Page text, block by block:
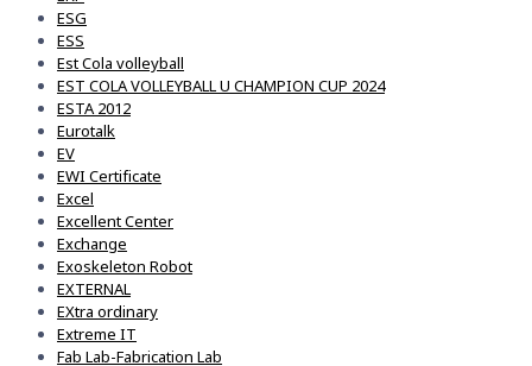
ESG
ESS
Est Cola volleyball
EST COLA VOLLEYBALL U CHAMPION CUP 2024
ESTA 2012
Eurotalk
EV
EWI Certificate
Excel
Excellent Center
Exchange
Exoskeleton Robot
EXTERNAL
EXtra ordinary
Extreme IT
Fab Lab-Fabrication Lab